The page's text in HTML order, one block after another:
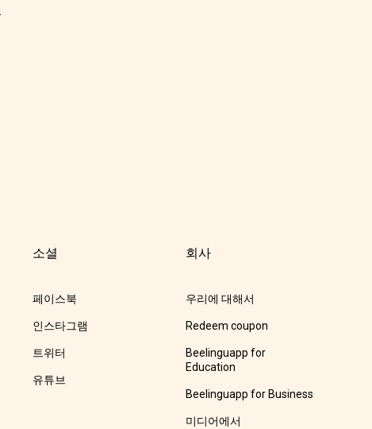
소셜
페이스북
인스타그램
트위터
유튜브
회사
우리에 대해서
Redeem coupon
Beelinguapp for
Education
Beelinguapp for Business
미디어에서